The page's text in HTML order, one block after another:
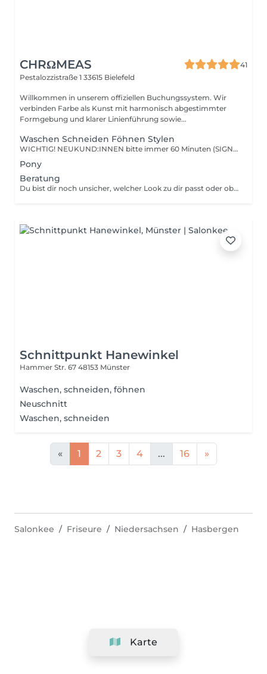
CHRΩMEAS
41
Pestalozzistraße 1 33615 Bielefeld
Willkommen in unserem offiziellen Buchungssystem. Wir
verbinden Farbe als Kunst mit harmonisch abgestimmter
Formgebung und klarer Linienführung sowie...
Waschen Schneiden Föhnen Stylen
WICHTIG! NEUKUND:INNEN bitte immer 60 Minuten (SIGNATURE) buchen. So haben wir genügend Zeit, euch und eure Haare kennenzulernen. Dein Haarschnitt wird auf Struktur, Fall und Ausdruck abgestimmt. Wir arbeiten in drei Zeit Kategorien. So entsteht Raum für Präzision, Ruhe und ehrliche persönliche Beratung. Basic = Für kurze oder feine Haarschnitte mit geringem Zeitaufwand Premium = Für Nachschneiden und Formanpassungen Signature = Für umfangreiche Veränderungen, Neuschnitte und erhöhten Stylingaufwand
Pony
Beratung
Du bist dir noch unsicher, welcher Look zu dir passt oder ob sich deine Wunschvorstellung umsetzen lässt? In dieser persönlichen Beratung definieren wir gemeinsam deinen Stil und planen den zeitlichen sowie finanziellen Rahmen.
Schnittpunkt Hanewinkel
Hammer Str. 67 48153 Münster
Waschen, schneiden, föhnen
Neuschnitt
Waschen, schneiden
« 1 2 3 4 ... 16 »
Karte
Salonkee Friseure Niedersachsen Hasbergen